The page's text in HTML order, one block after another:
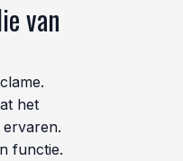
van
het
functie.